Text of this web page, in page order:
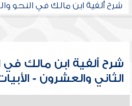
شرح ألفية ابن مالك في النحو
شرح ألفية ابن مالك
الثاني والعشرون - الأبيات من